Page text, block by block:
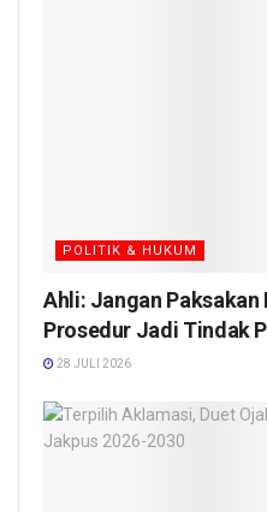
POLITIK & HUKUM
Ahli: Jangan Paksakan
Prosedur Jadi Tindak
28 JULI 2026